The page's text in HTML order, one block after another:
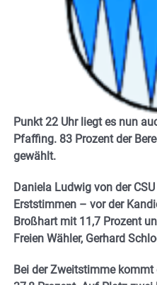
Punkt 22 Uhr liegt es nun
Pfaffing. 83 Prozent der
gewählt.
Daniela Ludwig von der
Erststimmen – vor der
Broßhart mit 11,7 Prozent
Freien Wähler, Gerhard
Bei der Zweitstimme